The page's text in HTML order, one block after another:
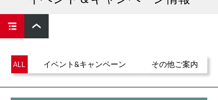
ALL イベント&キャンペーン その他ご案内